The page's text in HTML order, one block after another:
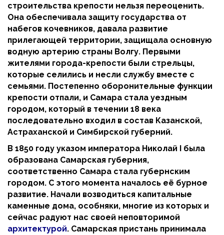
строительства крепости нельзя переоценить.
Она обеспечивала защиту государства от
набегов кочевников, давала развитие
прилегающей территории, защищала основную
водную артерию страны Волгу. Первыми
жителями города-крепости были стрельцы,
которые селились и несли службу вместе с
семьями. Постепенно оборонительные функции
крепости отпали, и Самара стала уездным
городом, который в течении 18 века
последовательно входил в состав Казанской,
Астраханской и Симбирской губерний.
В 1850 году указом императора Николай I была
образована Самарская губерния,
соответственно Самара стала губернским
городом. С этого момента началось её бурное
развитие. Начали возводиться капитальные
каменные дома, особняки, многие из которых и
сейчас радуют нас своей неповторимой
архитектурой. Самарская пристань принимала